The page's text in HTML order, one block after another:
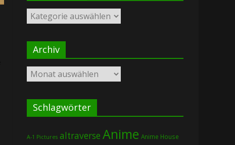
Kategorien
Archiv
Archiv
Schlagwörter
A-1 Pictures altraverse Anime Anime House